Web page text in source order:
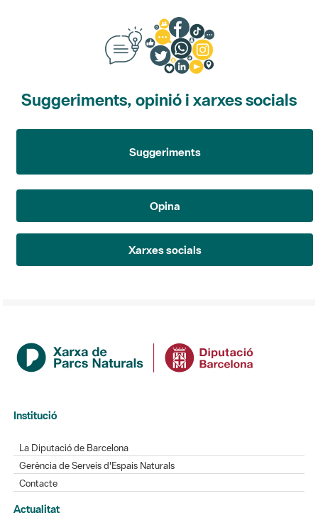
Suggeriments, opinió i xarxes socials
Suggeriments
Opina
Xarxes socials
Institució
La Diputació de Barcelona
Gerència de Serveis d'Espais Naturals
Contacte
Actualitat